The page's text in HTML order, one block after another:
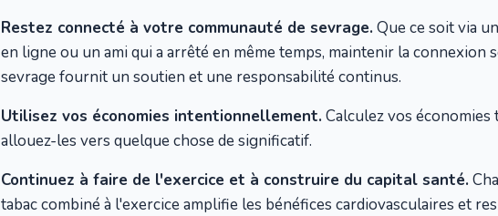
Restez connecté à votre communauté de sevrage.Que ce soit via
en ligne ou un ami qui a arrêté en même temps, maintenir la connexion
sevrage fournit un soutien et une responsabilité continus.
Utilisez vos économies intentionnellement.Calculez vos économies
allouez-les vers quelque chose de significatif.
Continuez à faire de l'exercice et à construire du capital santé.
tabac combiné à l'exercice amplifie les bénéfices cardiovasculaires et